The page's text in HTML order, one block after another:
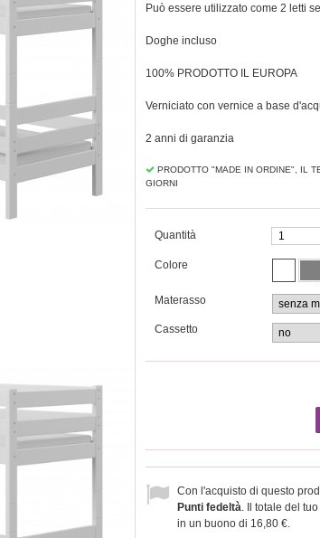
Può essere utilizzato come 2 letti
Doghe incluso
100% PRODOTTO IL EUROPA
Verniciato con vernice a base
2 anni di garanzia
PRODOTTO "MADE IN ORDINE", IL
GIORNI
Quantità
Colore
Materasso
Cassetto
Con l'acquisto di questo
Punti fedeltà. Il totale del
in un buono di 16,80 €.